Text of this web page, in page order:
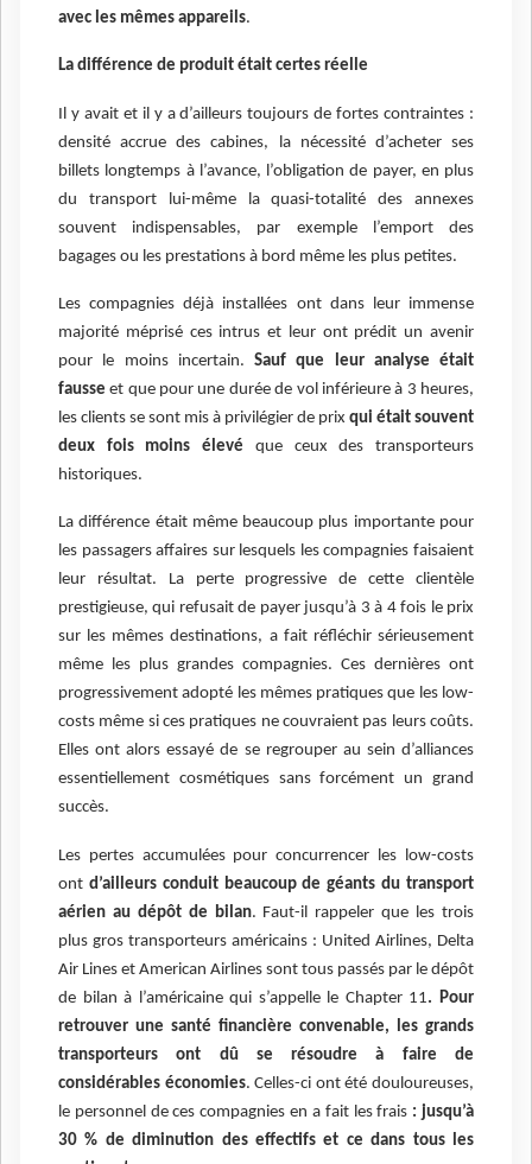
avec les mêmes appareils.
La différence de produit était certes réelle
Il y avait et il y a d’ailleurs toujours de fortes contraintes :
densité accrue des cabines, la nécessité d’acheter ses
billets longtemps à l’avance, l’obligation de payer, en plus
du transport lui-même la quasi-totalité des annexes
souvent indispensables, par exemple l’emport des
bagages ou les prestations à bord même les plus petites.
Les compagnies déjà installées ont dans leur immense
majorité méprisé ces intrus et leur ont prédit un avenir
pour le moins incertain. Sauf que leur analyse était
fausseet que pour une durée de vol inférieure à 3 heures,
les clients se sont mis à privilégier de prix qui était souvent
deux fois moins élevé que ceux des transporteurs
historiques.
La différence était même beaucoup plus importante pour
les passagers affaires sur lesquels les compagnies faisaient
leur résultat. La perte progressive de cette clientèle
prestigieuse, qui refusait de payer jusqu’à 3 à 4 fois le prix
sur les mêmes destinations, a fait réfléchir sérieusement
même les plus grandes compagnies. Ces dernières ont
progressivement adopté les mêmes pratiques que les low-
costs même si ces pratiques ne couvraient pas leurs coûts.
Elles ont alors essayé de se regrouper au sein d’alliances
essentiellement cosmétiques sans forcément un grand
succès.
Les pertes accumulées pour concurrencer les low-costs
ont d’ailleurs conduit beaucoup de géants du transport
aérien au dépôt de bilan. Faut-il rappeler que les trois
plus gros transporteurs américains : United Airlines, Delta
Air Lines et American Airlines sont tous passés par le dépôt
de bilan à l’américaine qui s’appelle le Chapter 11. Pour
retrouver une santé financière convenable, les grands
transporteurs ont dû se résoudre à faire de
considérables économies. Celles-ci ont été douloureuses,
le personnel de ces compagnies en a fait les frais : jusqu’à
30 % de diminution des effectifs et ce dans tous les